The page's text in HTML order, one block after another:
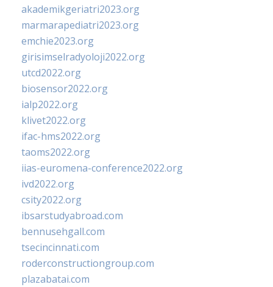
akademikgeriatri2023.org
marmarapediatri2023.org
emchie2023.org
girisimselradyoloji2022.org
utcd2022.org
biosensor2022.org
ialp2022.org
klivet2022.org
ifac-hms2022.org
taoms2022.org
iias-euromena-conference2022.org
ivd2022.org
csity2022.org
ibsarstudyabroad.com
bennusehgall.com
tsecincinnati.com
roderconstructiongroup.com
plazabatai.com